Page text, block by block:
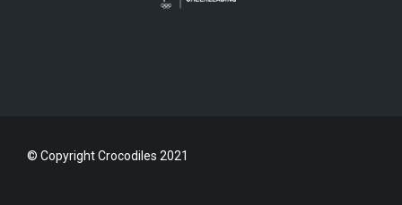
© Copyright Crocodiles 2021